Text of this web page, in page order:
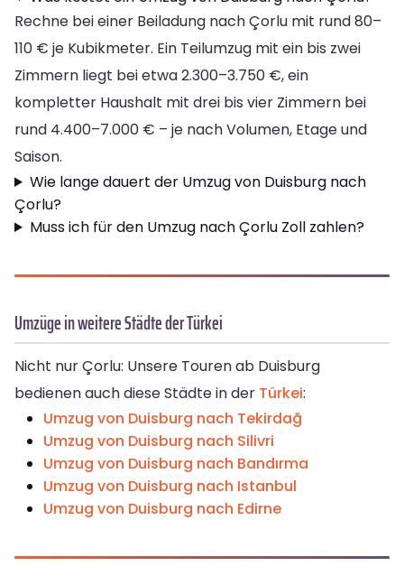
Rechne bei einer Beiladung nach Çorlu mit rund 80–
110 € je Kubikmeter. Ein Teilumzug mit ein bis zwei
Zimmern liegt bei etwa 2.300–3.750 €, ein
kompletter Haushalt mit drei bis vier Zimmern bei
rund 4.400–7.000 € – je nach Volumen, Etage und
Saison.
Wie lange dauert der Umzug von Duisburg nach
Çorlu?
Muss ich für den Umzug nach Çorlu Zoll zahlen?
Umzüge in weitere Städte der Türkei
Nicht nur Çorlu: Unsere Touren ab Duisburg
bedienen auch diese Städte in der Türkei:
Umzug von Duisburg nach Tekirdağ
Umzug von Duisburg nach Silivri
Umzug von Duisburg nach Bandırma
Umzug von Duisburg nach Istanbul
Umzug von Duisburg nach Edirne